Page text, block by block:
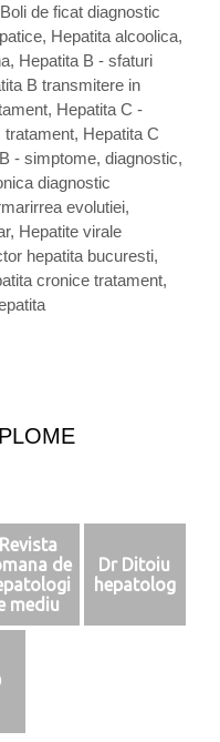
a
t
i
t
a
c
r
o
n
i
c
a
i
a
n
Boli de ficat diagnostic
, Hepatita alcoolica,
, Hepatita B - sfaturi
B transmitere in
, Hepatita C -
tratament, Hepatita C
- simptome, diagnostic,
diagnostic
evolutiei,
, Hepatite virale
hepatita bucuresti,
cronice tratament,
Revista
de
mediu
Dr Ditoiu
hepatolog